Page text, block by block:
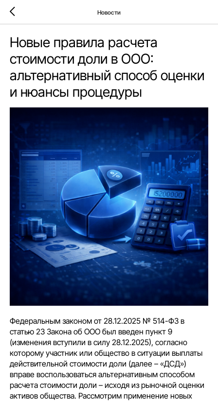
Новости
Новые правила расчета
стоимости доли в ООО:
альтернативный способ оценки
и нюансы процедуры
Федеральным законом от 28.12.2025 № 514-ФЗ в
статью 23 Закона об ООО был введен пункт 9
(изменения вступили в силу 28.12.2025), согласно
которому участник или общество в ситуации выплаты
действительной стоимости доли (далее – «ДСД»)
вправе воспользоваться альтернативным способом
расчета стоимости доли – исходя из рыночной оценки
активов общества. Рассмотрим применение новых